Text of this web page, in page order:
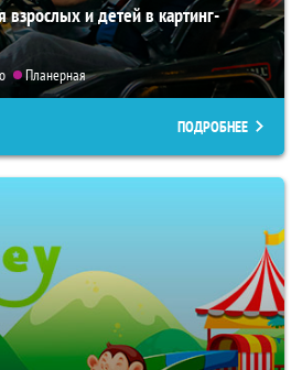
взрослых и детей в картинг-
Планерная
ПОДРОБНЕЕ